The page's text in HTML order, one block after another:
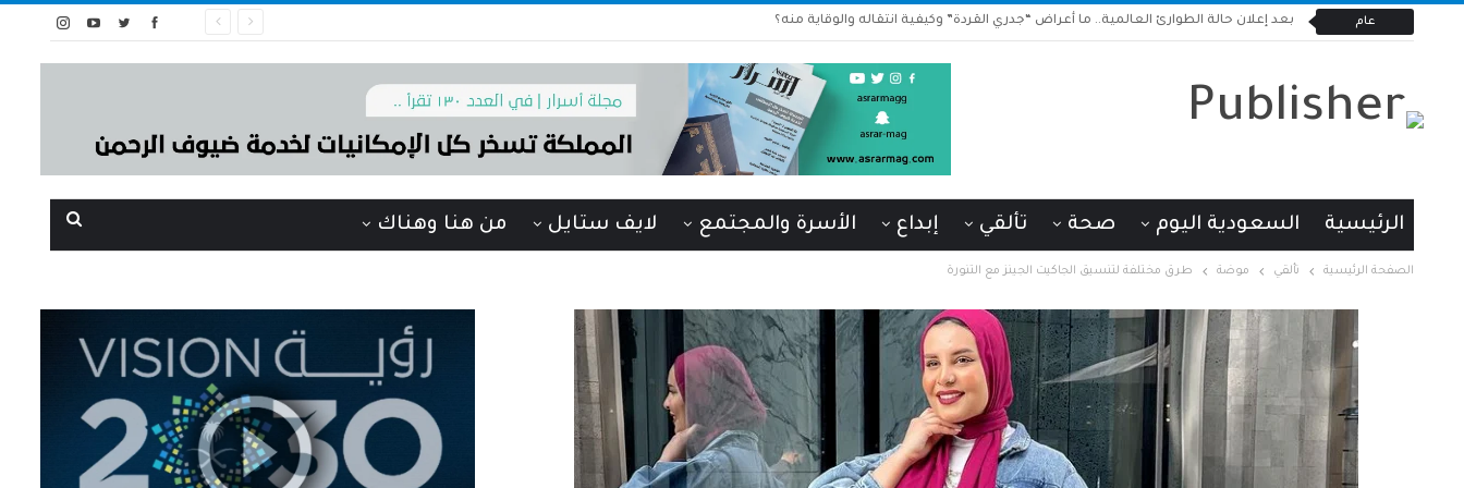
عام بعد إعلان حالة الطوارئ العالمية.. ما أعراض “جدري القردة” وكيفية انتقاله والوقاية منه؟
الرئيسية السعودية اليوم صحة تألقي إبداع الأسرة والمجتمع لايف ستايل من هنا وهناك
الصفحة الرئيسية تألقي موضة طرق مختلفة لتنسيق الجاكيت الجينز مع التنورة